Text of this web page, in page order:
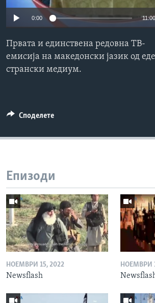
ИНТЕРВЈУА
Јазици
0:00 11:00
Првата и единствена редовна ТВ-
емисија на македонски јазик од
странски медиум.
Споделете
Епизоди
НОЕМВРИ 15, 2022
Newsflash
НОЕМВРИ